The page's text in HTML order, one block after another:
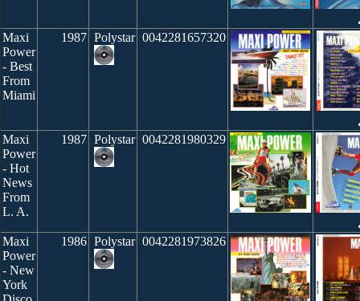
Maxi
Power
- Best
From
Miami
1987 Polystar 0042281657320
Maxi
Power
- Hot
News
From
L. A.
1987 Polystar 0042281980329
Maxi
Power
- New
York
1986 Polystar 0042281973826